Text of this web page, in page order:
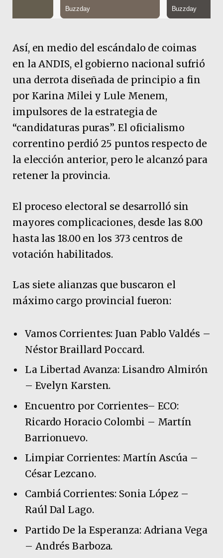
Así, en medio del escándalo de coimas
en la ANDIS, el gobierno nacional sufrió
una derrota diseñada de principio a fin
por Karina Milei y Lule Menem,
impulsores de la estrategia de
“candidaturas puras”. El oficialismo
correntino perdió 25 puntos respecto de
la elección anterior, pero le alcanzó para
retener la provincia.
El proceso electoral se desarrolló sin
mayores complicaciones, desde las 8.00
hasta las 18.00 en los 373 centros de
votación habilitados.
Las siete alianzas que buscaron el
máximo cargo provincial fueron:
Vamos Corrientes: Juan Pablo Valdés –
Néstor Braillard Poccard.
La Libertad Avanza: Lisandro Almirón
– Evelyn Karsten.
Encuentro por Corrientes– ECO:
Ricardo Horacio Colombi – Martín
Barrionuevo.
Limpiar Corrientes: Martín Ascúa –
César Lezcano.
Cambiá Corrientes: Sonia López –
Raúl Dal Lago.
Partido De la Esperanza: Adriana Vega
– Andrés Barboza.